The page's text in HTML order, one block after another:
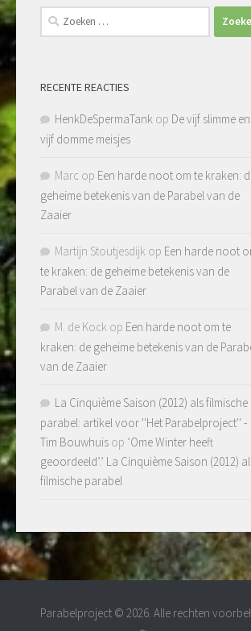
Zoeken
naar:
RECENTE REACTIES
HenkDeSpermaTank op De vijf slimme
vijf domme meisjes
Marc op Een harde noot om te kraken:
geheime betekenis van de Parabel van de
Zaaier
Martijn Stoutjesdijk op Een harde noot
te kraken: de geheime betekenis van de
Parabel van de Zaaier
M. de Kock op Een harde noot om te
kraken: de geheime betekenis van de
van de Zaaier
La Cinquième Saison (2012) als filmische
parabel: artikel voor ''Het Parabelproject'' -
Tim Bouwhuis op ’Ome Winter heeft
geoordeeld’.’ La Cinquième Saison (2012)
filmische parabel
Parabelproject © 2026. Alle rechten